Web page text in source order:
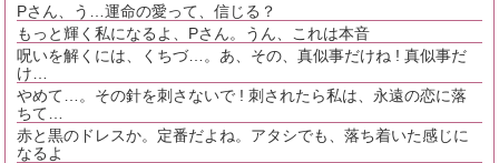
Pさん、う…運命の愛って、信じる？
もっと輝く私になるよ、Pさん。うん、これは本音
呪いを解くには、くちづ…。あ、その、真似事だけね ! 真似事だ
け…
やめて…。その針を刺さないで ! 刺されたら私は、永遠の恋に落
ちて…
赤と黒のドレスか。定番だよね。アタシでも、落ち着いた感じに
なるよ